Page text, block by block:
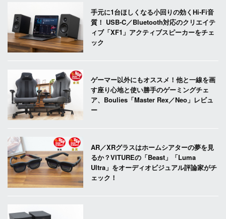
手元に1台ほしくなる小回りの効くHi-Fi音
質！ USB-C／Bluetooth対応のクリエイテ
ィブ「XF1」アクティブスピーカーをチェ
ック
ゲーマー以外にもオススメ！他と一線を画
す座り心地と使い勝手のゲーミングチェ
ア、Boulies「Master Rex／Neo」レビュ
ー
AR／XRグラスはホームシアターの夢を見
るか？VITUREの「Beast」「Luma
Ultra」をオーディオビジュアル評論家がチ
ェック！